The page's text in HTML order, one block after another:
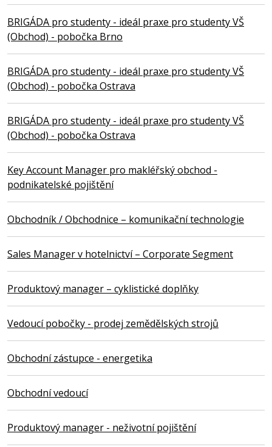
BRIGÁDA pro studenty - ideál praxe pro studenty VŠ
(Obchod) - pobočka Brno
BRIGÁDA pro studenty - ideál praxe pro studenty VŠ
(Obchod) - pobočka Ostrava
BRIGÁDA pro studenty - ideál praxe pro studenty VŠ
(Obchod) - pobočka Ostrava
Key Account Manager pro makléřský obchod -
podnikatelské pojištění
Obchodník / Obchodnice – komunikační technologie
Sales Manager v hotelnictví – Corporate Segment
Produktový manager – cyklistické doplňky
Vedoucí pobočky - prodej zemědělských strojů
Obchodní zástupce - energetika
Obchodní vedoucí
Produktový manager - neživotní pojištění